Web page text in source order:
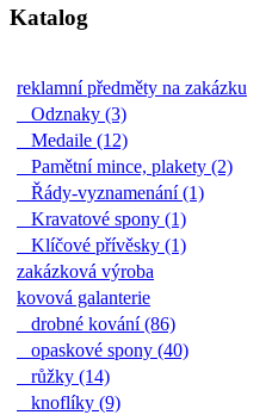
Katalog
reklamní předměty na zakázku
Odznaky (3)
Medaile (12)
Pamětní mince, plakety (2)
Řády-vyznamenání (1)
Kravatové spony (1)
Klíčové přívěsky (1)
zakázková výroba
kovová galanterie
drobné kování (86)
opaskové spony (40)
růžky (14)
knoflíky (9)